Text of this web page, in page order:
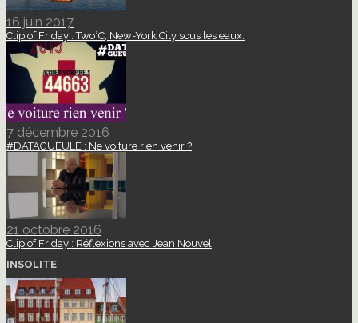
16 juin 2017
Clip of Friday : Two°C, New-York City sous les eaux.
7 décembre 2016
#DATAGUEULE : Ne voiture rien venir ?
21 octobre 2016
Clip of Friday : Réflexions avec Jean Nouvel
INSOLITE